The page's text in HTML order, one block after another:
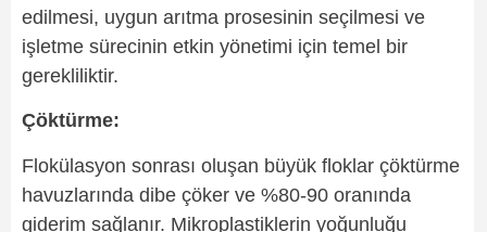
edilmesi, uygun arıtma prosesinin seçilmesi ve
işletme sürecinin etkin yönetimi için temel bir
gerekliliktir.
Çöktürme:
Flokülasyon sonrası oluşan büyük floklar çöktürme
havuzlarında dibe çöker ve %80-90 oranında
giderim sağlanır. Mikroplastiklerin yoğunluğu